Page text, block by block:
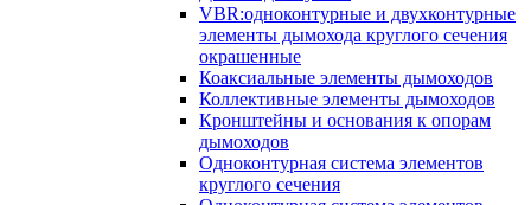
VBR:одноконтурные и двухконтурные
элементы дымохода круглого сечения
окрашенные
Коаксиальные элементы дымоходов
Коллективные элементы дымоходов
Кронштейны и основания к опорам
дымоходов
Одноконтурная система элементов
круглого сечения